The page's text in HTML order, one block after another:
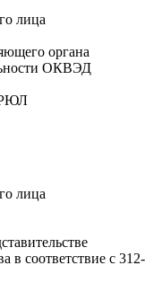
лица
органа
ОКВЭД
лица
в соответствие с